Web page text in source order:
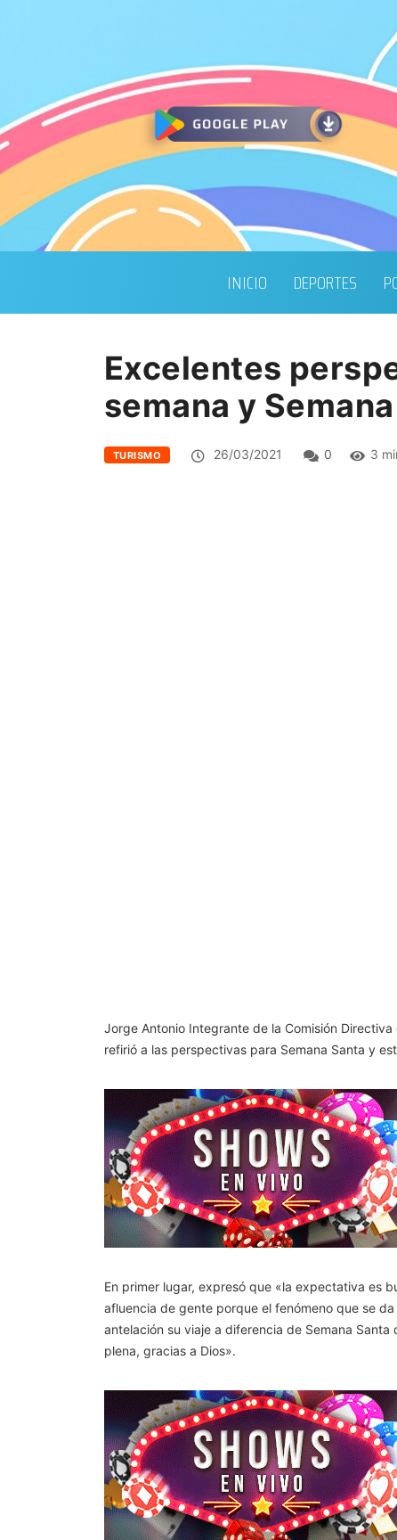
INICIO DEPORTES
Excelentes
semana y
TURISMO 26/03/2021 0 3
Jorge Antonio Integrante de la Comisión
refirió a las perspectivas para Semana Santa y
En primer lugar, expresó que «la expectativa es
afluencia de gente porque el fenómeno que se
antelación su viaje a diferencia de Semana
plena, gracias a Dios».